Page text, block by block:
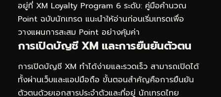
อยู่ที่ XM Loyalty Program 6 ระดับ: คู่มือคำนวณ
Point ฉบับนักเทรด แนะนำให้อ่านก่อนเริ่มเทรดเพื่อ
วางแผนการสะสม Point อย่างคุ้มค่า
การเปิดบัญชี XM และการยืนยันตัวตน
การเปิดบัญชี XM ทำได้ง่ายและรวดเร็ว สามารถเปิดได้
ทั้งผ่านเว็บและแอปมือถือ ขั้นตอนสำคัญคือการยืนยัน
ตัวตนด้วยเอกสารประจำตัวและที่อยู่ นักเทรดไทย